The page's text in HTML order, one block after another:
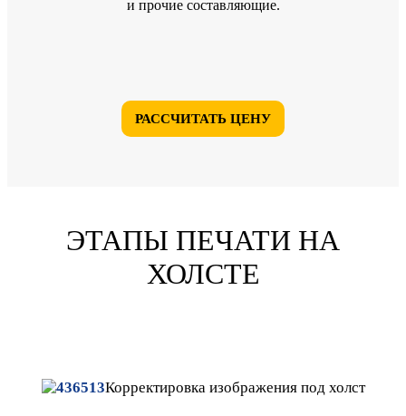
и прочие составляющие.
РАССЧИТАТЬ ЦЕНУ
ЭТАПЫ ПЕЧАТИ НА
ХОЛСТЕ
Корректировкаизображения под холст